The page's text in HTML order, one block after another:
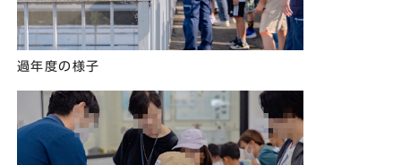
過年度の様子